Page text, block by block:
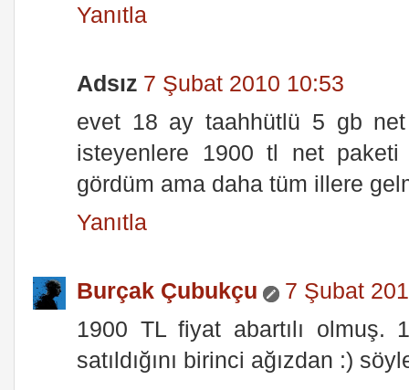
Yanıtla
Adsız 7 Şubat 2010 10:53
evet 18 ay taahhütlü 5 gb
isteyenlere 1900 tl net paketi
gördüm ama daha tüm illere
Yanıtla
Burçak Çubukçu
7 Şubat
1900 TL fiyat abartılı olmuş.
satıldığını birinci ağızdan :)